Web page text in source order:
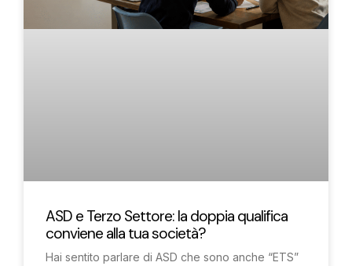
ASD e Terzo Settore: la doppia qualifica
conviene alla tua società?
Hai sentito parlare di ASD che sono anche “ETS”